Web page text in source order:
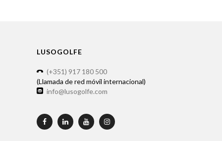
LUSOGOLFE
(+351) 917 180 500
(Llamada de red móvil internacional)
info@lusogolfe.com